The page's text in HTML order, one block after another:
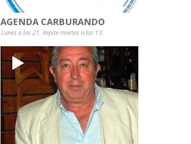
AGENDA CARBURANDO
Lunes a las 21. Repite martes a las 13.